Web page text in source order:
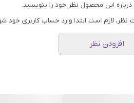
این محصول نظر خود را بنویسید.
نظر، لازم است ابتدا وارد حساب کاربری خود
افزودن نظر